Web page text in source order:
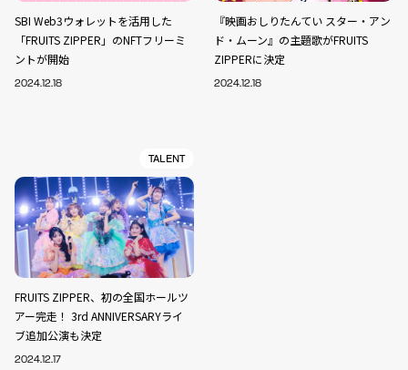
SBI Web3ウォレットを活用した
「FRUITS ZIPPER」のNFTフリーミ
ントが開始
2024.12.18
『映画おしりたんてい スター・アン
ド・ムーン』の主題歌がFRUITS
ZIPPERに決定
2024.12.18
TALENT
FRUITS ZIPPER、初の全国ホールツ
アー完走！ 3rd ANNIVERSARYライ
ブ追加公演も決定
2024.12.17